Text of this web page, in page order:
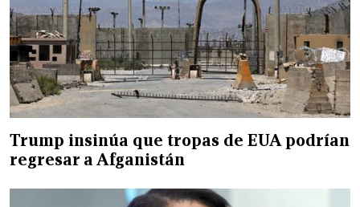
Trump insinúa que tropas de EUA podrían
regresar a Afganistán